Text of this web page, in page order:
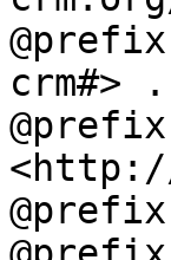
crm#> .